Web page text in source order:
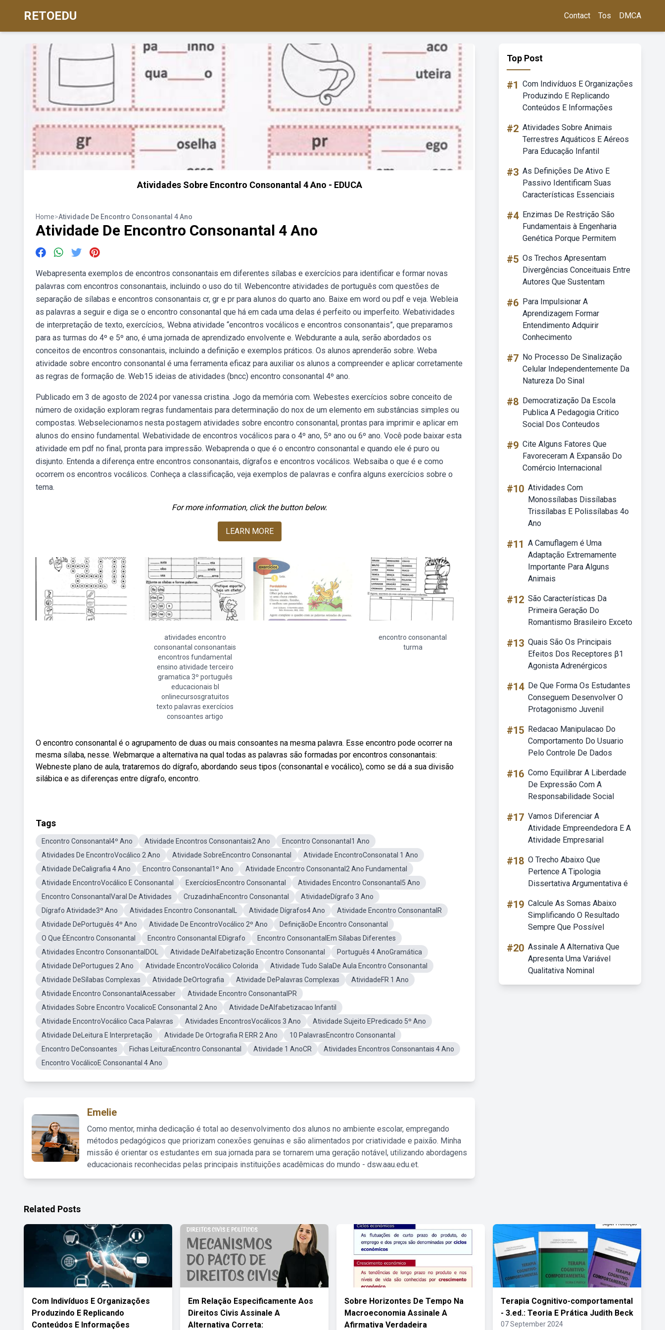
RETOEDU Contact Tos DMCA
Atividades Sobre Encontro Consonantal 4 Ano - EDUCA
Home>Atividade De Encontro Consonantal 4 Ano
Atividade De Encontro Consonantal 4 Ano
Webapresenta exemplos de encontros consonantais em diferentes sílabas e exercícios para identificar e formar novas
palavras com encontros consonantais, incluindo o uso do til. Webencontre atividades de português com questões de
separação de sílabas e encontros consonantais cr, gr e pr para alunos do quarto ano. Baixe em word ou pdf e veja. Webleia
as palavras a seguir e diga se o encontro consonantal que há em cada uma delas é perfeito ou imperfeito. Webatividades
de interpretação de texto, exercícios,. Webna atividade “encontros vocálicos e encontros consonantais”, que preparamos
para as turmas do 4º e 5º ano, é uma jornada de aprendizado envolvente e. Webdurante a aula, serão abordados os
conceitos de encontros consonantais, incluindo a definição e exemplos práticos. Os alunos aprenderão sobre. Weba
atividade sobre encontro consonantal é uma ferramenta eficaz para auxiliar os alunos a compreender e aplicar corretamente
as regras de formação de. Web15 ideias de atividades (bncc) encontro consonantal 4º ano.
Publicado em 3 de agosto de 2024 por vanessa cristina. Jogo da memória com. Webestes exercícios sobre conceito de
número de oxidação exploram regras fundamentais para determinação do nox de um elemento em substâncias simples ou
compostas. Webselecionamos nesta postagem atividades sobre encontro consonantal, prontas para imprimir e aplicar em
alunos do ensino fundamental. Webatividade de encontros vocálicos para o 4º ano, 5º ano ou 6º ano. Você pode baixar esta
atividade em pdf no final, pronta para impressão. Webaprenda o que é o encontro consonantal e quando ele é puro ou
disjunto. Entenda a diferença entre encontros consonantais, dígrafos e encontros vocálicos. Websaiba o que é e como
ocorrem os encontros vocálicos. Conheça a classificação, veja exemplos de palavras e confira alguns exercícios sobre o
tema.
For more information, click the button below.
LEARN MORE
atividades encontro
consonantal consonantais
encontros fundamental
ensino atividade terceiro
gramatica 3º português
educacionais bl
onlinecursosgratuitos
texto palavras exercícios
consoantes artigo
encontro consonantal
turma
O encontro consonantal é o agrupamento de duas ou mais consoantes na mesma palavra. Esse encontro pode ocorrer na
mesma sílaba, nesse. Webmarque a alternativa na qual todas as palavras são formadas por encontros consonantais:
Webneste plano de aula, trataremos do dígrafo, abordando seus tipos (consonantal e vocálico), como se dá a sua divisão
silábica e as diferenças entre dígrafo, encontro.
Tags
Encontro Consonantal4º Ano Atividade Encontros Consonantais2 Ano
Encontro Consonantal1 Ano
Atividades De EncontroVocálico 2 Ano
Atividade SobreEncontro Consonantal
Atividade EncontroConsonatal 1 Ano
Atividade DeCaligrafia 4 Ano
Encontro Consonantal1º Ano
Atividade Encontro Consonantal2 Ano Fundamental
Atividade EncontroVocálico E Consonantal
ExercíciosEncontro Consonantal
Atividades Encontro Consonantal5 Ano
Encontro ConsonantalVaral De Atividades
CruzadinhaEncontro Consonantal
AtividadeDígrafo 3 Ano
Dígrafo Atividade3º Ano
Atividades Encontro ConsonantalL Atividade Dígrafos4 Ano
Atividade Encontro ConsonantalR
Atividade DePortuguês 4º Ano
Atividade De EncontroVocálico 2º Ano
DefiniçãoDe Encontro Consonantal
O Que ÉEncontro Consonantal
Encontro Consonantal EDigrafo
Encontro ConsonantalEm Sílabas Diferentes
Atividades Encontro ConsonantalDOL
Atividade DeAlfabetização Encontro Consonantal
Português 4 AnoGramática
Atividade DePortugues 2 Ano
Atividade EncontroVocálico Colorida
Atividade Tudo SalaDe Aula Encontro Consonantal
Atividade DeSílabas Complexas
Atividade DeOrtografia Atividade DePalavras Complexas
AtividadeFR 1 Ano
Atividade Encontro ConsonantalAcessaber
Atividade Encontro ConsonantalPR
Atividades Sobre Encontro VocalicoE Consonantal 2 Ano
Atividade DeAlfabetizacao Infantil
Atividade EncontroVocálico Caca Palavras
Atividades EncontrosVocálicos 3 Ano
Atividade Sujeito EPredicado 5º Ano
Atividade DeLeitura E Interpretação
Atividade De Ortografia R ERR 2 Ano
10 PalavrasEncontro Consonantal
Encontro DeConsoantes
Fichas LeituraEncontro Consonantal Atividade 1 AnoCR
Atividades Encontros Consonantais 4 Ano
Encontro VocálicoE Consonantal 4 Ano
Emelie
Como mentor, minha dedicação é total ao desenvolvimento dos alunos no ambiente escolar, empregando
métodos pedagógicos que priorizam conexões genuínas e são alimentados por criatividade e paixão. Minha
missão é orientar os estudantes em sua jornada para se tornarem uma geração notável, utilizando abordagens
educacionais reconhecidas pelas principais instituições acadêmicas do mundo - dsw.aau.edu.et.
Top Post
#1 Com Indivíduos E Organizações
Produzindo E Replicando
Conteúdos E Informações
#2 Atividades Sobre Animais
Terrestres Aquáticos E Aéreos
Para Educação Infantil
#3 As Definições De Ativo E
Passivo Identificam Suas
Características Essenciais
#4 Enzimas De Restrição São
Fundamentais à Engenharia
Genética Porque Permitem
#5 Os Trechos Apresentam
Divergências Conceituais Entre
Autores Que Sustentam
#6 Para Impulsionar A
Aprendizagem Formar
Entendimento Adquirir
Conhecimento
#7 No Processo De Sinalização
Celular Independentemente Da
Natureza Do Sinal
#8 Democratização Da Escola
Publica A Pedagogia Critico
Social Dos Conteudos
#9 Cite Alguns Fatores Que
Favoreceram A Expansão Do
Comércio Internacional
#10 Atividades Com
Monossílabas Dissílabas
Trissílabas E Polissílabas 4o
Ano
#11 A Camuflagem é Uma
Adaptação Extremamente
Importante Para Alguns
Animais
#12 São Características Da
Primeira Geração Do
Romantismo Brasileiro Exceto
#13 Quais São Os Principais
Efeitos Dos Receptores β1
Agonista Adrenérgicos
#14 De Que Forma Os Estudantes
Conseguem Desenvolver O
Protagonismo Juvenil
#15 Redacao Manipulacao Do
Comportamento Do Usuario
Pelo Controle De Dados
#16 Como Equilibrar A Liberdade
De Expressão Com A
Responsabilidade Social
#17 Vamos Diferenciar A
Atividade Empreendedora E A
Atividade Empresarial
#18 O Trecho Abaixo Que
Pertence A Tipologia
Dissertativa Argumentativa é
#19 Calcule As Somas Abaixo
Simplificando O Resultado
Sempre Que Possível
#20 Assinale A Alternativa Que
Apresenta Uma Variável
Qualitativa Nominal
Related Posts
Com Indivíduos E Organizações
Produzindo E Replicando
Conteúdos E Informações
Em Relação Especificamente Aos
Direitos Civis Assinale A
Alternativa Correta:
Sobre Horizontes De Tempo Na
Macroeconomia Assinale A
Afirmativa Verdadeira
Terapia Cognitivo-comportamental
- 3.ed.: Teoria E Prática Judith Beck
07 September 2024